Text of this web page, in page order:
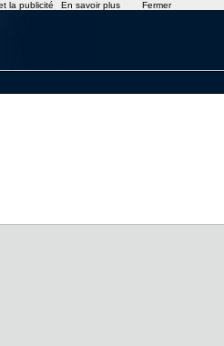
la publicité En savoir plus Fermer